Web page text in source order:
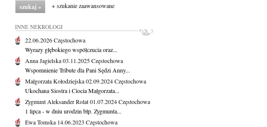
+ szukanie zaawansowane
INNE NEKROLOGI
22.06.2026Częstochowa
Wyrazy głębokiego współczucia oraz...
Anna Jagielska03.11.2025Częstochowa
Wspomnienie Tribute dla Pani Sędzi Anny...
Małgorzata Kołodziejska02.09.2024Częstochowa
Ukochana Siostra i Ciocia Małgorzata...
Zygmunt Aleksander Rolat01.07.2024Częstochowa
1 lipca - w dniu urodzin błp. Zygmunta...
Ewa Tomska 14.06.2023 Częstochowa